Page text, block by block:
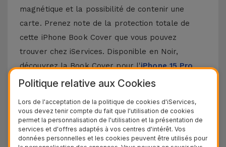
magnétique et la possibilité de contenir une
carte. Prenez note de la protection totale de
cette iPhone Book Cover que vous pouvez
trouver chez iServices. Disponible en Noir,
découvrez la Book Cover pour l'iPhone 15 Pro
Max, mais aussi d'autres modèles Apple comme
le dernieriPhone 16etiPhone 17.
Autres détails de la Coque Portefeuille
iPhone
Politique relative aux Cookies
Lors de l'acceptation de la politique de cookies d'iServices,
vous devez tenir compte du fait que l'utilisation de cookies
permet la personnalisation de l'utilisation et la présentation de
services et d'offres adaptés à vos centres d'intérêt. Vos
données personnelles et les cookies peuvent être utilisés pour